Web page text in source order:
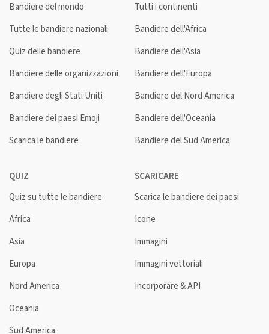
Bandiere del mondo
Tutte le bandiere nazionali
Quiz delle bandiere
Bandiere delle organizzazioni
Bandiere degli Stati Uniti
Bandiere dei paesi Emoji
Scarica le bandiere
Tutti i continenti
Bandiere dell'Africa
Bandiere dell'Asia
Bandiere dell'Europa
Bandiere del Nord America
Bandiere dell'Oceania
Bandiere del Sud America
QUIZ
Quiz su tutte le bandiere
Africa
Asia
Europa
Nord America
Oceania
Sud America
SCARICARE
Scarica le bandiere dei paesi
Icone
Immagini
Immagini vettoriali
Incorporare & API